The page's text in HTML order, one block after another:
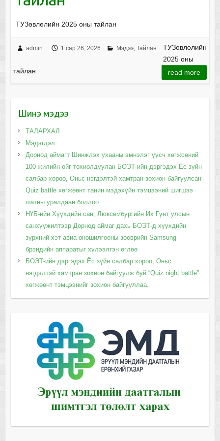
ТУЗөвлөлийн 2025 оны тайлан
admin 1 сар 26, 2026 Мэдээ, Тайлан
ТУЗөвлөлийн
2025 оны
тайлан
read more
Шинэ мэдээ
ТАЛАРХАЛ
Мэдэгдэл
Дорнод аймагт Шинжлэх ухааны эмнэлэг үүсч хөгжсөний
100 жилийн ойг тохиолдуулан БОЭТ-ийн дэргэдэх Ёс зүйн
салбар хороо, Оньс нэгдэлтэй хамтран зохион байгуулсан
Quiz battle хөгжөөнт танин мэдэхүйн тэмцээний шигшээ
шатны уралдаан боллоо.
НҮБ-ийн Хүүхдийн сан, Люксембургийн Их Гүнт улсын
санхүүжилтээр Дорнод аймаг дахь БОЭТ-д хүүхдийн
зүрхний хэт авиа оношилгооны зөөврийн Samsung
брэндийн аппаратыг хүлээлгэн өглөө
БОЭТ-ийн дэргэдэх Ёс зүйн салбар хороо, Оньс
нэгдэлтэй хамтран зохион байгуулж буй “Quiz night battle”
хөгжөөнт тэмцээнийг зохион байгууллаа.